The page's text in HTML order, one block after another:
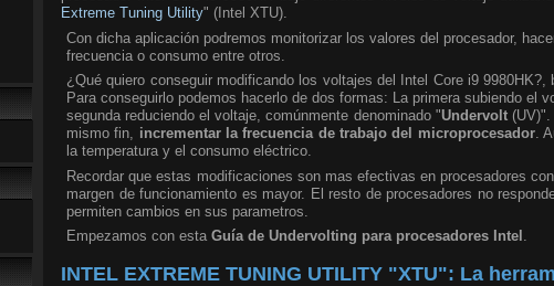
Extreme Tuning Utility" (Intel XTU).
Con dicha aplicación podremos monitorizar los valores del procesador,
frecuencia o consumo entre otros.
¿Qué quiero conseguir modificando los voltajes del Intel Core i9
Para conseguirlo podemos hacerlo de dos formas: La primera subiendo el
segunda reduciendo el voltaje, comúnmente denominado "Undervolt
mismo fin, incrementar la frecuencia de trabajo del microprocesador.
la temperatura y el consumo eléctrico.
Recordar que estas modificaciones son mas efectivas en procesadores
margen de funcionamiento es mayor. El resto de procesadores no
permiten cambios en sus parametros.
Empezamos con esta Guía de Undervolting para procesadores Intel .
INTEL EXTREME TUNING UTILITY "XTU": La